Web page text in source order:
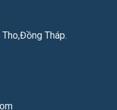
Tho,Đồng Tháp.